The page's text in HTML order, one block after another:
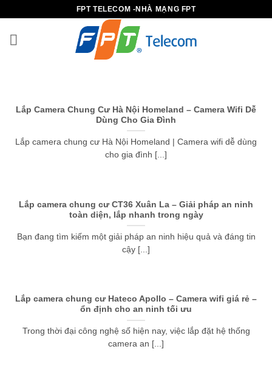
FPT TELECOM -NHÀ MẠNG FPT
Lắp Camera Chung Cư Hà Nội Homeland – Camera Wifi Dễ
Dùng Cho Gia Đình
Lắp camera chung cư Hà Nội Homeland | Camera wifi dễ dùng
cho gia đình [...]
Lắp camera chung cư CT36 Xuân La – Giải pháp an ninh
toàn diện, lắp nhanh trong ngày
Bạn đang tìm kiếm một giải pháp an ninh hiệu quả và đáng tin
cậy [...]
Lắp camera chung cư Hateco Apollo – Camera wifi giá rẻ –
ổn định cho an ninh tối ưu
Trong thời đại công nghệ số hiện nay, việc lắp đặt hệ thống
camera an [...]